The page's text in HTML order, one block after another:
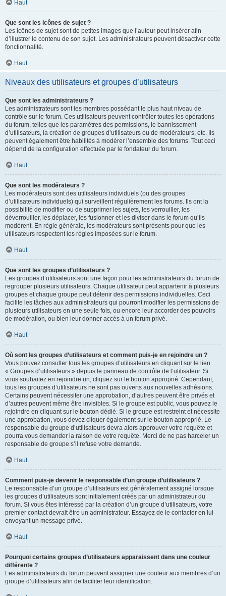
Haut
Que sont les icônes de sujet ?
Les icônes de sujet sont de petites images que l’auteur peut insérer afin
d’illustrer le contenu de son sujet. Les administrateurs peuvent désactiver cette
fonctionnalité.
Haut
Niveaux des utilisateurs et groupes d’utilisateurs
Que sont les administrateurs ?
Les administrateurs sont les membres possédant le plus haut niveau de
contrôle sur le forum. Ces utilisateurs peuvent contrôler toutes les opérations
du forum, telles que les paramètres des permissions, le bannissement
d’utilisateurs, la création de groupes d’utilisateurs ou de modérateurs, etc. Ils
peuvent également être habilités à modérer l’ensemble des forums. Tout ceci
dépend de la configuration effectuée par le fondateur du forum.
Haut
Que sont les modérateurs ?
Les modérateurs sont des utilisateurs individuels (ou des groupes
d’utilisateurs individuels) qui surveillent régulièrement les forums. Ils ont la
possibilité de modifier ou de supprimer les sujets, les verrouiller, les
déverrouiller, les déplacer, les fusionner et les diviser dans le forum qu’ils
modèrent. En règle générale, les modérateurs sont présents pour que les
utilisateurs respectent les règles imposées sur le forum.
Haut
Que sont les groupes d’utilisateurs ?
Les groupes d’utilisateurs sont une façon pour les administrateurs du forum de
regrouper plusieurs utilisateurs. Chaque utilisateur peut appartenir à plusieurs
groupes et chaque groupe peut détenir des permissions individuelles. Ceci
facilite les tâches aux administrateurs qui pourront modifier les permissions de
plusieurs utilisateurs en une seule fois, ou encore leur accorder des pouvoirs
de modération, ou bien leur donner accès à un forum privé.
Haut
Où sont les groupes d’utilisateurs et comment puis-je en rejoindre un ?
Vous pouvez consulter tous les groupes d’utilisateurs en cliquant sur le lien
« Groupes d’utilisateurs » depuis le panneau de contrôle de l’utilisateur. Si
vous souhaitez en rejoindre un, cliquez sur le bouton approprié. Cependant,
tous les groupes d’utilisateurs ne sont pas ouverts aux nouvelles adhésions.
Certains peuvent nécessiter une approbation, d’autres peuvent être privés et
d’autres peuvent même être invisibles. Si le groupe est public, vous pouvez le
rejoindre en cliquant sur le bouton dédié. Si le groupe est restreint et nécessite
une approbation, vous devez cliquer également sur le bouton approprié. Le
responsable du groupe d’utilisateurs devra alors approuver votre requête et
pourra vous demander la raison de votre requête. Merci de ne pas harceler un
responsable de groupe s’il refuse votre demande.
Haut
Comment puis-je devenir le responsable d’un groupe d’utilisateurs ?
Le responsable d’un groupe d’utilisateurs est généralement assigné lorsque
les groupes d’utilisateurs sont initialement créés par un administrateur du
forum. Si vous êtes intéressé par la création d’un groupe d’utilisateurs, votre
premier contact devrait être un administrateur. Essayez de le contacter en lui
envoyant un message privé.
Haut
Pourquoi certains groupes d’utilisateurs apparaissent dans une couleur
différente ?
Les administrateurs du forum peuvent assigner une couleur aux membres d’un
groupe d’utilisateurs afin de faciliter leur identification.